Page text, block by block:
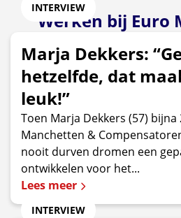
Werken bij Euro
INTERVIEW
Marja Dekkers:
hetzelfde, dat
leuk!”
Toen Marja Dekkers (57)
Manchetten &
nooit durven dromen een
ontwikkelen voor het...
Lees meer
INTERVIEW